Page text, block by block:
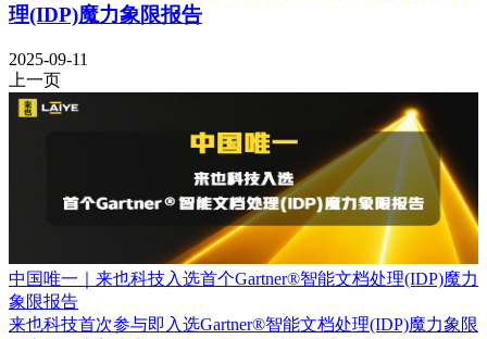
理(IDP)魔力象限报告
2025-09-11
上一页
中国唯一｜来也科技入选首个Gartner®智能文档处理(IDP)魔力
象限报告
来也科技首次参与即入选Gartner®智能文档处理(IDP)魔力象限